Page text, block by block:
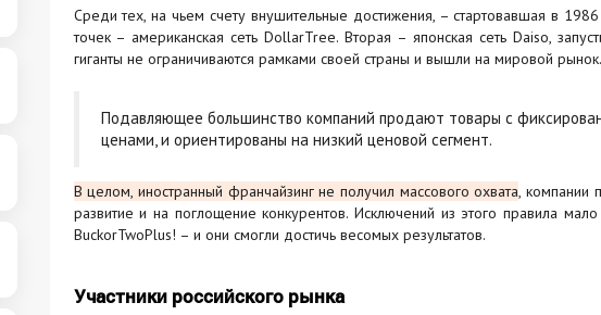
Среди тех, на чьем счету внушительные достижения, – стартовавшая в
точек – американская сеть DollarTree. Вторая – японская сеть Daiso,
гиганты не ограничиваются рамками своей страны и вышли на мировой рынок.
Подавляющее большинство компаний продают товары с
ценами, и ориентированы на низкий ценовой сегмент.
В целом, иностранный франчайзинг не получил массового охвата, компании
развитие и на поглощение конкурентов. Исключений из этого правила
BuckorTwoPlus! – и они смогли достичь весомых результатов.
Участники российского рынка